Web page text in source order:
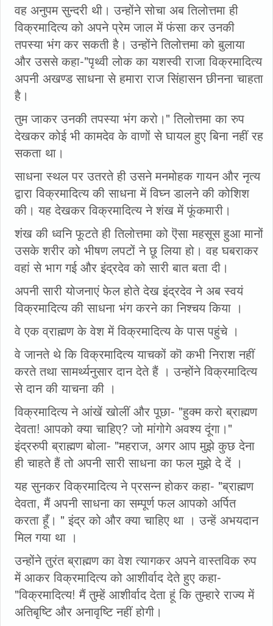
वह अनुपम सुन्दरी थी। उन्होंने सोचा अब तिलोत्तमा ही
विक्रमादित्य को अपने प्रेम जाल में फंसा कर उनकी
तपस्या भंग कर सकती है। उन्होंने तिलोत्तमा को बुलाया
और उससे कहा-"पृथ्वी लोक का यशस्वी राजा विक्रमादित्य
अपनी अखण्ड साधना से हमारा राज सिंहासन छीनना चाहता
है।
तुम जाकर उनकी तपस्या भंग करो।" तिलोत्तमा का रुप
देखकर कोई भी कामदेव के वाणों से घायल हुए बिना नहीं रह
सकता था।
साधना स्थल पर उतरते ही उसने मनमोहक गायन और नृत्य
द्वारा विक्रमादित्य की साधना में विघ्न डालने की कोशिश
की। यह देखकर विक्रमादित्य ने शंख में फूंकमारी।
शंख की ध्वनि फूटते ही तिलोत्तमा को ऎसा महसूस हुआ मानों
उसके शरीर को भीषण लपटों ने छू लिया हो। वह घबराकर
वहां से भाग गई और इंद्रदेव को सारी बात बता दी।
अपनी सारी योजनाएं फेल होते देख इंद्रदेव ने अब स्वयं
विक्रमादित्य की साधना भंग करने का निश्चय किया ।
वे एक व्राह्मण के वेश में विक्रमादित्य के पास पहुंचे ।
वे जानते थे कि विक्रमादित्य याचकों कॊ कभी निराश नहीं
करते तथा सामर्थ्यनुसार दान देते हैं । उन्होंने विक्रमादित्य
से दान की याचना की ।
विक्रमादित्य ने आंखें खोलीं और पूछा- "हुक्म करो ब्राह्मण
देवता! आपको क्या चाहिए? जो मांगोगे अवश्य दूंगा।"
इंद्ररुपी ब्राह्मण बोला- "महराज, अगर आप मुझे कुछ देना
ही चाहते हैं तो अपनी सारी साधना का फल मुझे दे दें ।
यह सुनकर विक्रमादित्य ने प्रसन्न होकर कहा- "ब्राह्मण
देवता, मैं अपनी साधना का सम्पूर्ण फल आपको अर्पित
करता हूँ। " इंद्र को और क्या चाहिए था । उन्हें अभयदान
मिल गया था ।
उन्होंने तुरंत ब्राह्मण का वेश त्यागकर अपने वास्तविक रुप
में आकर विक्रमादित्य को आशीर्वाद देते हुए कहा-
"विक्रमादित्य! मैं तुम्हें आशीर्वाद देता हूं कि तुम्हारे राज्य में
अतिबृष्टि और अनावृष्टि नहीं होगी।